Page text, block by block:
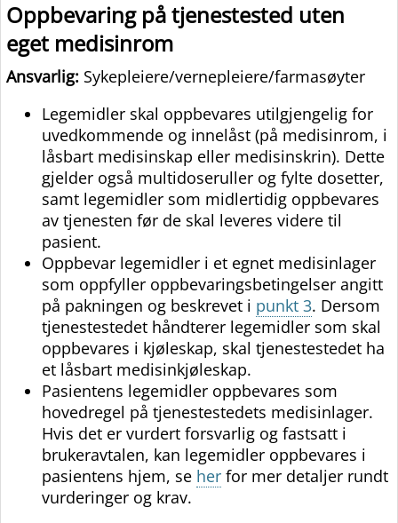
Oppbevaring på tjenestested uten
eget medisinrom
Ansvarlig: Sykepleiere/vernepleiere/farmasøyter
Legemidler skal oppbevares utilgjengelig for
uvedkommende og innelåst (på medisinrom, i
låsbart medisinskap eller medisinskrin). Dette
gjelder også multidoseruller og fylte dosetter,
samt legemidler som midlertidig oppbevares
av tjenesten før de skal leveres videre til
pasient.
Oppbevar legemidler i et egnet medisinlager
som oppfyller oppbevaringsbetingelser angitt
på pakningen og beskrevet i punkt 3. Dersom
tjenestestedet håndterer legemidler som skal
oppbevares i kjøleskap, skal tjenestestedet ha
et låsbart medisinkjøleskap.
Pasientens legemidler oppbevares som
hovedregel på tjenestestedets medisinlager.
Hvis det er vurdert forsvarlig og fastsatt i
brukeravtalen, kan legemidler oppbevares i
pasientens hjem, se her for mer detaljer rundt
vurderinger og krav.